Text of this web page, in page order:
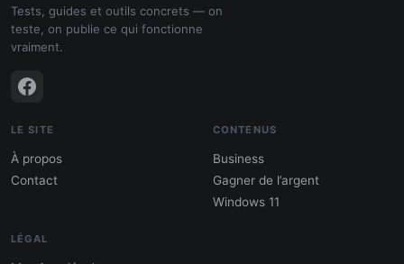
Tests, guides et outils concrets — on
teste, on publie ce qui fonctionne
vraiment.
LE SITE
À propos
Contact
CONTENUS
Business
Gagner de l’argent
Windows 11
LÉGAL